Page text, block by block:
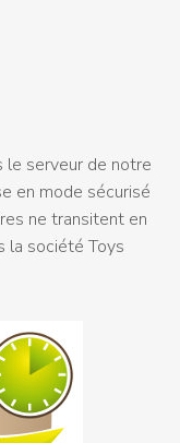
serveur de notre
en mode sécurisé
ne transitent en
la société Toys